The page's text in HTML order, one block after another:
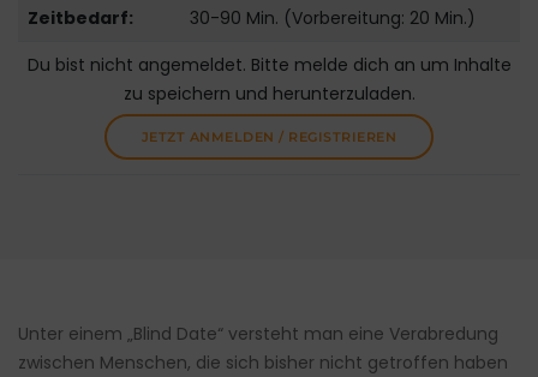
Zeitbedarf:
30-90 Min. (Vorbereitung: 20 Min.)
Du bist nicht angemeldet. Bitte melde dich an um Inhalte
zu speichern und herunterzuladen.
JETZT ANMELDEN / REGISTRIEREN
Unter einem „Blind Date“ versteht man eine Verabredung
zwischen Menschen, die sich bisher nicht getroffen haben